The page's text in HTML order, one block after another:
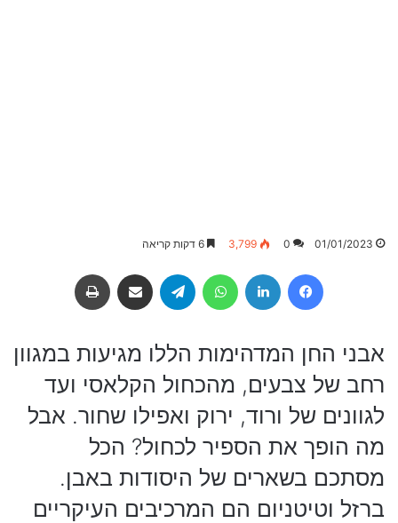
01/01/2023
0
3,799
Facebook
LinkedIn
WhatsApp
Telegram שיתוף באמצעות מייל
אבני החן המדהימות הללו מגיעות במגוון
רחב של צבעים, מהכחול הקלאסי ועד
לגוונים של ורוד, ירוק ואפילו שחור. אבל
מה הופך את הספיר לכחול? הכל
מסתכם בשארים של היסודות באבן.
ברזל וטיטניום הם המרכיבים העיקריים